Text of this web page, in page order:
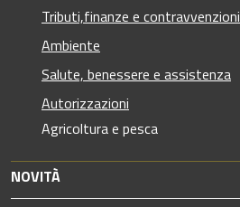
Tributi,finanze e contravvenzioni
Ambiente
Salute, benessere e assistenza
Autorizzazioni
Agricoltura e pesca
NOVITÀ